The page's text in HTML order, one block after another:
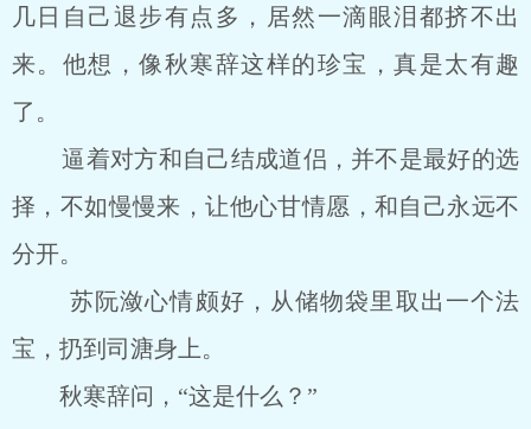
几日自己退步有点多，居然一滴眼泪都挤不出
来。他想，像秋寒辞这样的珍宝，真是太有趣
了。
逼着对方和自己结成道侣，并不是最好的选
择，不如慢慢来，让他心甘情愿，和自己永远不
分开。
苏阮潋心情颇好，从储物袋里取出一个法
宝，扔到司溏身上。
秋寒辞问，“这是什么？”